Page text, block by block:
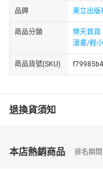
品牌 東立出版
商品分類 樂天首頁
漫畫/輕
商品貨號(SKU)
退換貨須知
本店熱銷商品 排名期